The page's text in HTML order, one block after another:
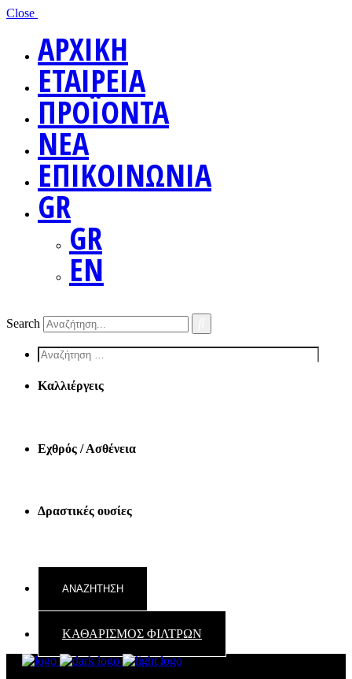
Close
ΑΡΧΙΚΗ
ΕΤΑΙΡΕΙΑ
ΠΡΟΪΟΝΤΑ
ΝΕΑ
ΕΠΙΚΟΙΝΩΝΙΑ
GR
GR
EN
Search
Screen
reader
text
Καλλιέργεις
Εχθρός / Ασθένεια
Δραστικές ουσίες
ΚΑΘΑΡΙΣΜΟΣ ΦΙΛΤΡΩΝ